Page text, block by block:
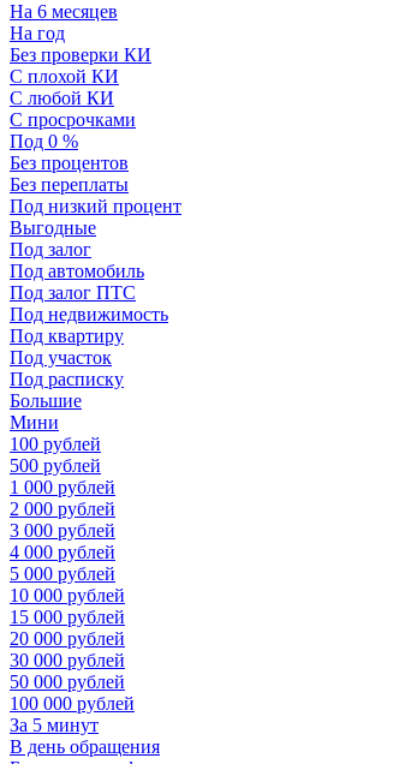
На 6 месяцев
На год
Без проверки КИ
С плохой КИ
С любой КИ
С просрочками
Под 0 %
Без процентов
Без переплаты
Под низкий процент
Выгодные
Под залог
Под автомобиль
Под залог ПТС
Под недвижимость
Под квартиру
Под участок
Под расписку
Большие
Мини
100 рублей
500 рублей
1 000 рублей
2 000 рублей
3 000 рублей
4 000 рублей
5 000 рублей
10 000 рублей
15 000 рублей
20 000 рублей
30 000 рублей
50 000 рублей
100 000 рублей
За 5 минут
В день обращения